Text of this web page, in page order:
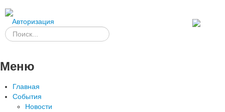
Авторизация
Меню
Главная
События
Новости